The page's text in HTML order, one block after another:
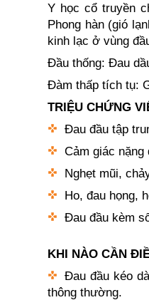
Y học cổ truyền
Phong hàn (gió
kinh lạc ở vùng
Đầu thống: Đau
Đàm thấp tích tụ:
TRIỆU CHỨNG
Đau đầu tập
Cảm giác
Nghẹt mũi,
Ho, đau họng,
Đau đầu kèm
KHI NÀO CẦN
Đau đầu kéo
thông thường.